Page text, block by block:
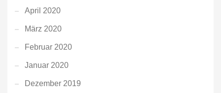
April 2020
März 2020
Februar 2020
Januar 2020
Dezember 2019